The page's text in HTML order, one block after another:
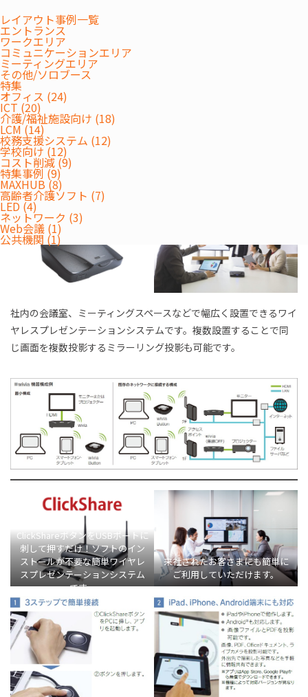
レイアウト事例一覧
エントランス
ワークエリア
コミュニケーションエリア
ミーティングエリア
その他/ソロブース
特集
オフィス (24)
ICT (20)
介護/福祉施設向け (18)
LCM (14)
校務支援システム (12)
学校向け (12)
コスト削減 (9)
特集事例 (9)
MAXHUB (8)
高齢者介護ソフト (7)
LED (4)
ネットワーク (3)
Web会議 (1)
公共機関 (1)
収納する際には、複数のテーブルやチェアを持ち上げることなく
スタックできますので、スペースを有効に使えます。
③PC画面をモニターやプロジェクターに無線で簡
単に投影。
社内の会議室、ミーティングスペースなどで幅広く設置できるワイ
ヤレスプレゼンテーションシステムです。複数設置することで同
じ画面を複数投影するミラーリング投影も可能です。
ClickShareボタンをUSBポートに
刺して押すだけ！ソフトのイン
ストールが不要な簡単ワイヤレ
スプレゼンテーションシステム
です。
来社されたお客さまにも簡単に
ご利用していただけます。